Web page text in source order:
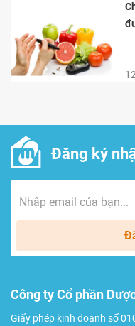
Đăng ký
Công ty Cổ phần
Giấy phép kinh doanh số